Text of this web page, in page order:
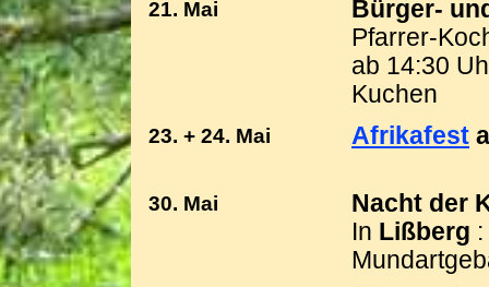
21. Mai Bürger-
Pfarrer-
ab 14:30
Kuchen
23. + 24. Mai Afrikafest
30. Mai
Nacht der
In Lißberg